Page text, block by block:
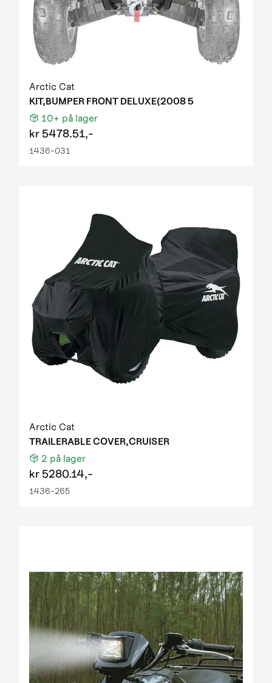
Arctic Cat
KIT,BUMPER FRONT DELUXE(2008 5
10+ på lager
kr 5478.51,-
1436-031
Arctic Cat
TRAILERABLE COVER,CRUISER
2 på lager
kr 5280.14,-
1436-265